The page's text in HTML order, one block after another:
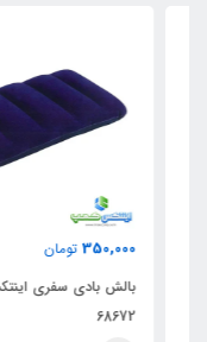
350,000 تومان
بالش بادی سفری اینتکس کد
68672